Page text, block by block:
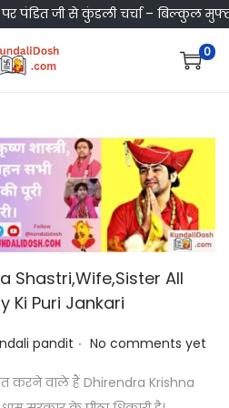
पर पंडित जी से कुंडली चर्चा – बिल्कुल
S
p
t
o
a
v
i
a
t
i
S
p
t
o
o
n
t
n
t
0
Shastri,Wife,Sister All
Ki Puri Jankari
pandit . No comments yet
करने वाले हैं Dhirendra Krishna